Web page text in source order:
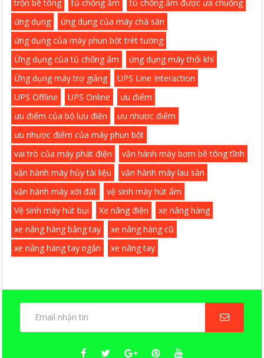
trộn bê tông
tủ chống ẩm
tủ chống ẩm được ưa chuộng
ứng dụng
ứng dụng của máy chà sàn
ứng dụng của máy phun bột trét tường
Ứng dụng của tủ chống ẩm
ứng dụng máy thổi khí
Ứng dụng máy trợ giảng
UPS Line Interaction
UPS Offline
UPS Online
ưu điểm
ưu điểm của bộ lưu điện
ưu nhược điểm
ưu nhược điểm của máy phun bột
vai trò của máy phát điện
vận hành máy bơm bê tông tĩnh
vận hành máy hủy tài liệu
vận hành máy lau sàn
vận hành máy xới đất
vệ sinh máy hút ẩm
Vệ sinh máy hút bụi
Xe nâng điện
xe nâng hàng
xe nâng hàng bằng tay
xe nâng hàng cũ
xe nâng hàng tay ngắn
xe nâng tay